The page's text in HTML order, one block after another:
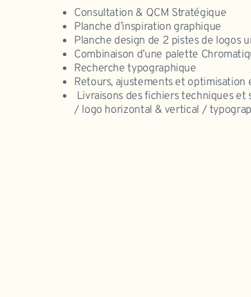
Consultation & QCM Stratégique
Planche d’inspiration graphique
Planche design de 2 pistes de logos
Combinaison d’une palette
Recherche typographique
Retours, ajustements et optimisation
Livraisons des fichiers techniques et
/ logo horizontal & vertical /